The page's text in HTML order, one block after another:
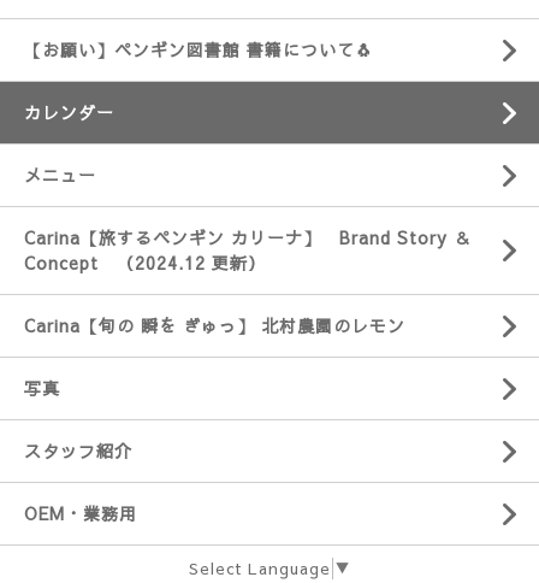
【お願い】ペンギン図書館 書籍について🐧
カレンダー
メニュー
Carina【旅するペンギン カリーナ】 Brand Story ＆
Concept （2024.12 更新）
Carina【旬の 瞬を ぎゅっ】 北村農園のレモン
写真
スタッフ紹介
OEM・業務用
Select Language ▼